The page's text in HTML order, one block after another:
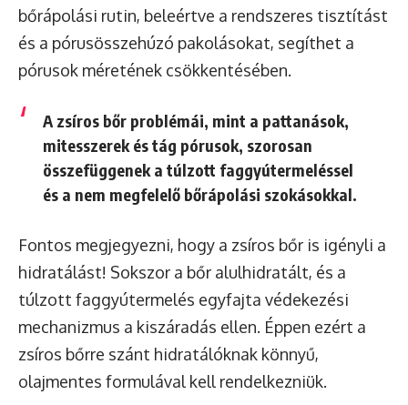
bőrápolási rutin, beleértve a rendszeres tisztítást
és a pórusösszehúzó pakolásokat, segíthet a
pórusok méretének csökkentésében.
A zsíros bőr problémái, mint a pattanások,
mitesszerek és tág pórusok, szorosan
összefüggenek a túlzott faggyútermeléssel
és a nem megfelelő bőrápolási szokásokkal.
Fontos megjegyezni, hogy a zsíros bőr is igényli a
hidratálást! Sokszor a bőr alulhidratált, és a
túlzott faggyútermelés egyfajta védekezési
mechanizmus a kiszáradás ellen. Éppen ezért a
zsíros bőrre szánt hidratálóknak könnyű,
olajmentes formulával kell rendelkezniük.